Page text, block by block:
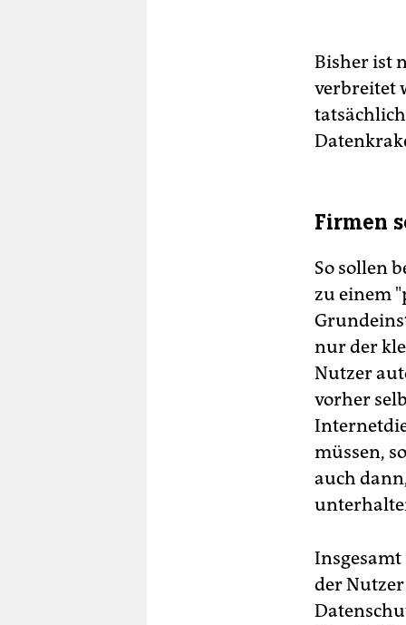
Bisher ist
verbreitet
Firmen
So sollen
zu einem
nur der
Nutzer
vorher
müssen,
auch
der